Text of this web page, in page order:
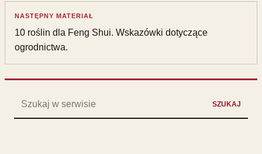
NASTĘPNY MATERIAŁ
10 roślin dla Feng Shui. Wskazówki dotyczące
ogrodnictwa.
SZUKAJ